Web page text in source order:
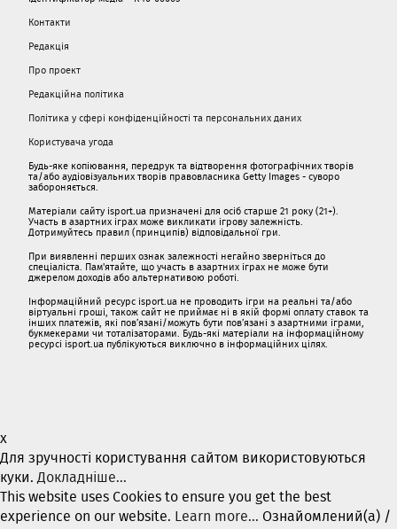
Контакти
Редакція
Про проект
Редакційна політика
Політика у сфері конфіденційності та персональних даних
Користувача угода
Будь-яке копіювання, передрук та відтворення фотографічних творів
та/або аудіовізуальних творів правовласника Getty Images - суворо
забороняється.
Матеріали сайту isport.ua призначені для осіб старше 21 року (21+).
Участь в азартних іграх може викликати ігрову залежність.
Дотримуйтесь правил (принципів) відповідальної гри.
При виявленні перших ознак залежності негайно зверніться до
спеціаліста. Пам'ятайте, що участь в азартних іграх не може бути
джерелом доходів або альтернативою роботі.
Інформаційний ресурс isport.ua не проводить ігри на реальні та/або
віртуальні гроші, також сайт не приймає ні в якій формі оплату ставок та
інших платежів, які пов’язані/можуть бути пов’язані з азартними іграми,
букмекерами чи тоталізаторами. Будь-які матеріали на інформаційному
ресурсі isport.ua публікуються виключно в інформаційних цілях.
x
Для зручності користування сайтом використовуються
куки.Докладніше...
This website uses Cookies to ensure you get the best
experience on our website. Learn more... Ознайомлений(а) /